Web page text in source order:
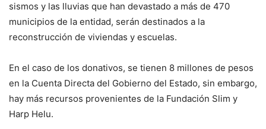
sismos y las lluvias que han devastado a más de 470
municipios de la entidad, serán destinados a la
reconstrucción de viviendas y escuelas.
En el caso de los donativos, se tienen 8 millones de pesos
en la Cuenta Directa del Gobierno del Estado, sin embargo,
hay más recursos provenientes de la Fundación Slim y
Harp Helu.